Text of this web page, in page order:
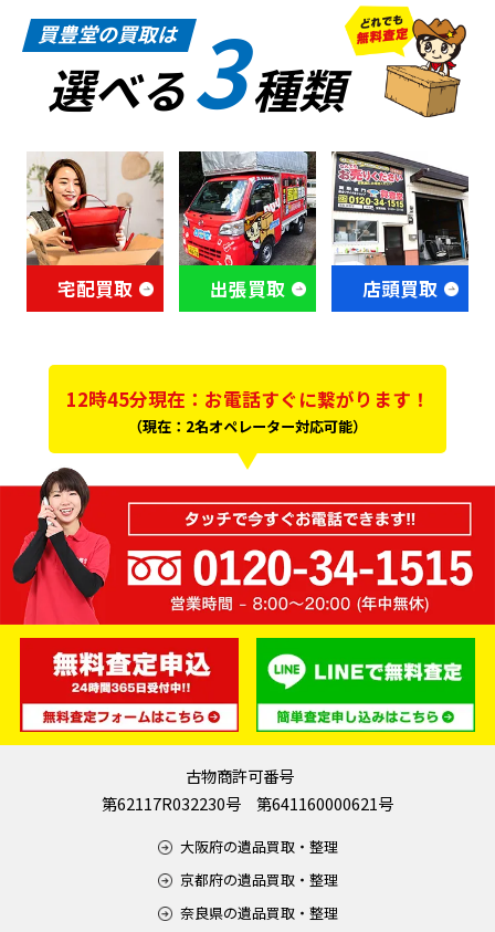
買豊堂の買取は
選べる3種類
宅配買取 出張買取 店頭買取
12時45分現在：お電話すぐに繋がります！
（現在：2名オペレーター対応可能）
古物商許可番号
第62117R032230号 第641160000621号
大阪府の遺品買取・整理
京都府の遺品買取・整理
奈良県の遺品買取・整理